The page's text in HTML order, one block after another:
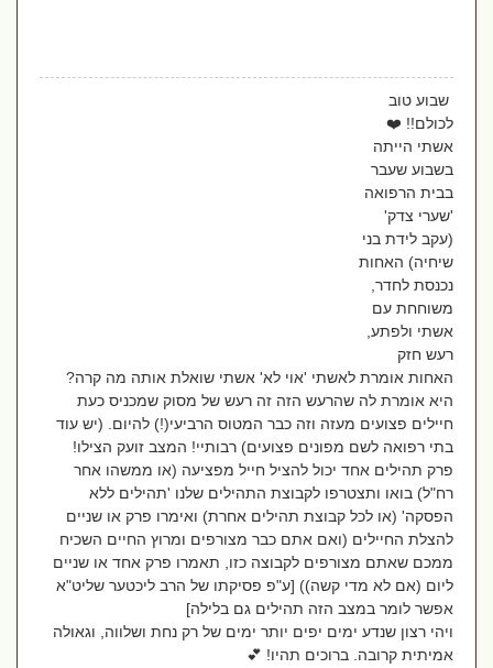
שבוע טוב
לכולם!! ❤️
אשתי הייתה
בשבוע שעבר
בבית הרפואה
'שערי צדק'
(עקב לידת בני
שיחיה) האחות
נכנסת לחדר,
משוחחת עם
אשתי ולפתע,
רעש חזק
האחות אומרת לאשתי 'אוי לא' אשתי שואלת אותה מה קרה?
היא אומרת לה שהרעש הזה זה רעש של מסוק שמכניס כעת
חיילים פצועים מעזה וזה כבר המטוס הרביעי(!) להיום. (יש עוד
בתי רפואה לשם מפונים פצועים) רבותיי! המצב זועק הצילו!
פרק תהילים אחד יכול להציל חייל מפציעה (או ממשהו אחר
רח"ל) בואו ותצטרפו לקבוצת התהילים שלנו 'תהילים ללא
הפסקה' (או לכל קבוצת תהילים אחרת) ואימרו פרק או שניים
להצלת החיילים (ואם אתם כבר מצורפים ומרוץ החיים השכיח
ממכם שאתם מצורפים לקבוצה כזו, תאמרו פרק אחד או שניים
ליום (אם לא מדי קשה)) [ע"פ פסיקתו של הרב ליכטער שליט"א
אפשר לומר במצב הזה תהילים גם בלילה]
ויהי רצון שנדע ימים יפים יותר ימים של רק נחת ושלווה, וגאולה
אמיתית קרובה. ברוכים תהיו! 💕